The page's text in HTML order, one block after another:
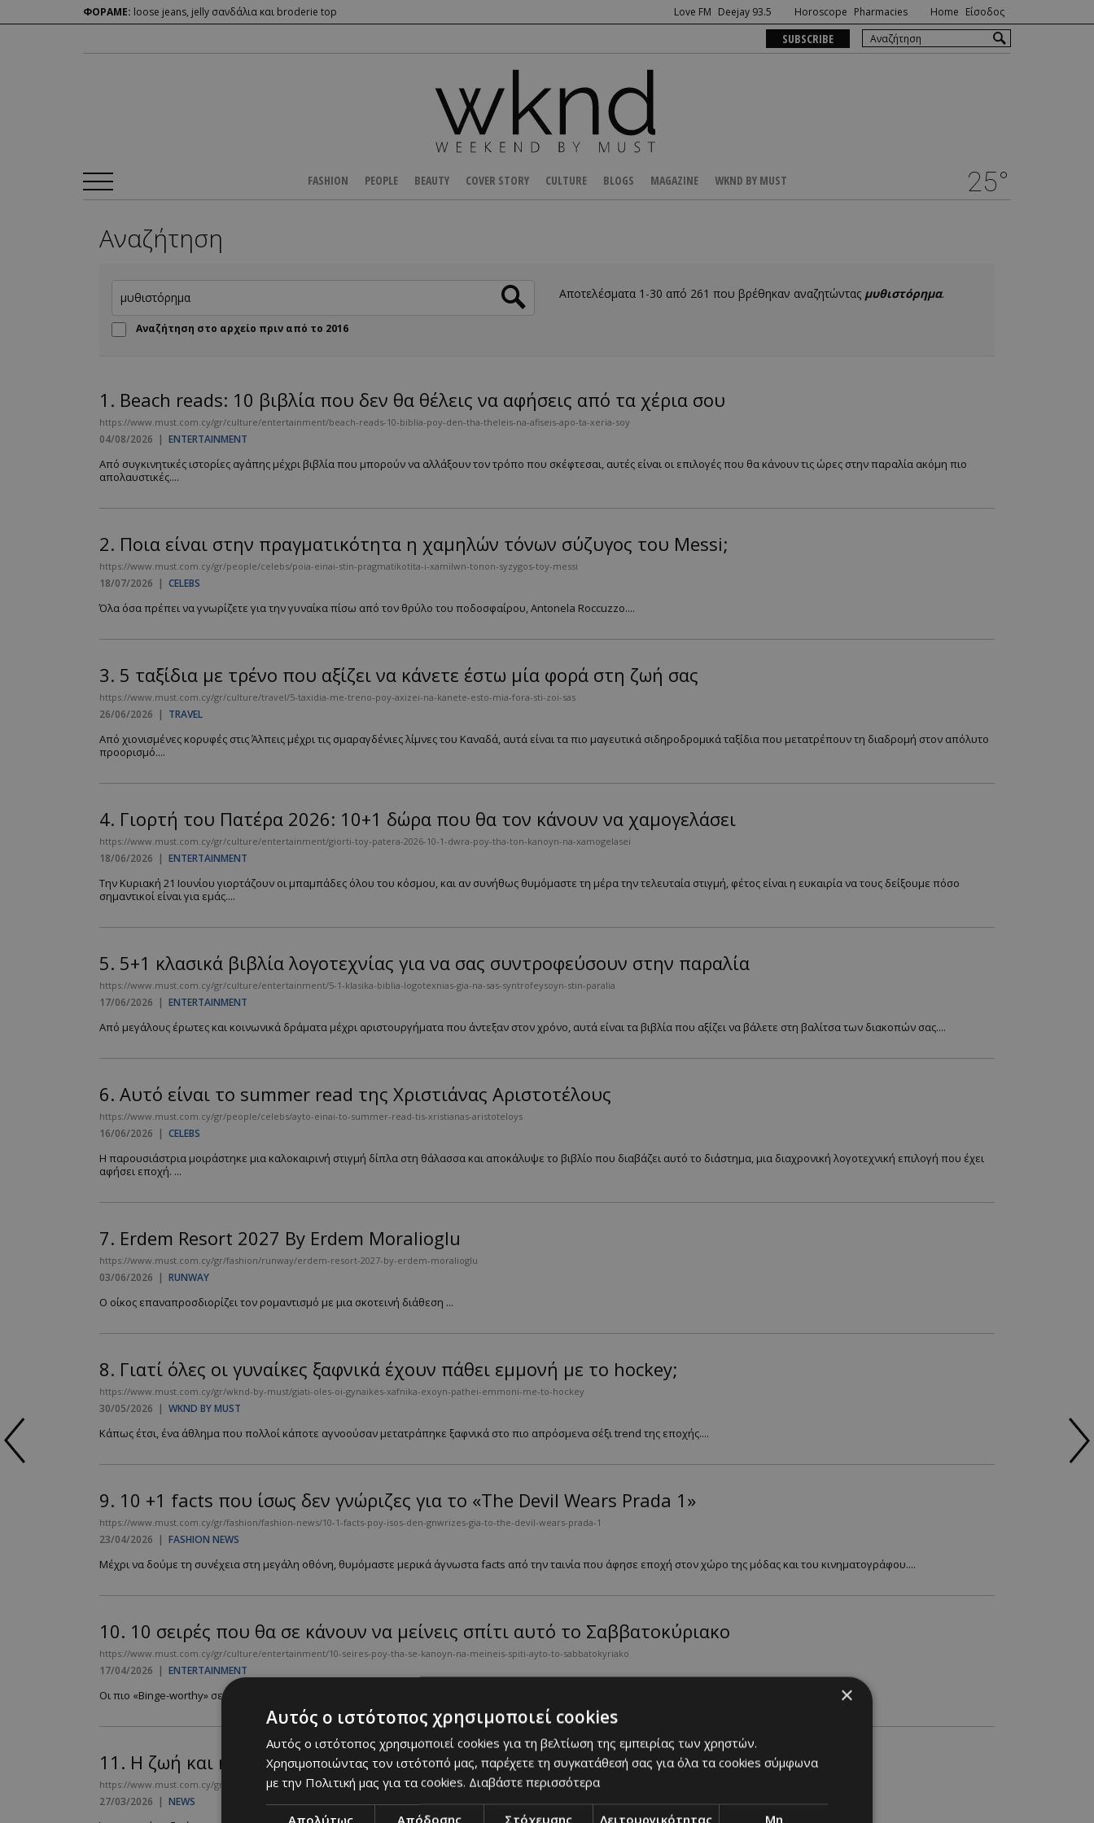
ΦΟΡΑΜΕ: loose jeans, jelly σανδάλια και broderie top Love FM Deejay 93.5 Horoscope Pharmacies Home Είσοδος
SUBSCRIBE
FASHION PEOPLE BEAUTY COVER STORY CULTURE BLOGS MAGAZINE WKND BY MUST 25°
Αναζήτηση
Αναζήτηση στο αρχείο πριν από το 2016
Αποτελέσματα 1-30 από 261 που βρέθηκαν αναζητώντας μυθιστόρημα.
1. Beach reads: 10 βιβλία που δεν θα θέλεις να αφήσεις από τα χέρια σου
https://www.must.com.cy/gr/culture/entertainment/beach-reads-10-biblia-poy-den-tha-theleis-na-afiseis-apo-ta-xeria-soy
04/08/2026 | ENTERTAINMENT
Από συγκινητικές ιστορίες αγάπης μέχρι βιβλία που μπορούν να αλλάξουν τον τρόπο που σκέφτεσαι, αυτές είναι οι επιλογές που θα κάνουν τις ώρες στην παραλία ακόμη πιο
απολαυστικές....
2. Ποια είναι στην πραγματικότητα η χαμηλών τόνων σύζυγος του Messi;
https://www.must.com.cy/gr/people/celebs/poia-einai-stin-pragmatikotita-i-xamilwn-tonon-syzygos-toy-messi
18/07/2026 | CELEBS
Όλα όσα πρέπει να γνωρίζετε για την γυναίκα πίσω από τον θρύλο του ποδοσφαίρου, Antonela Roccuzzo....
3. 5 ταξίδια με τρένο που αξίζει να κάνετε έστω μία φορά στη ζωή σας
https://www.must.com.cy/gr/culture/travel/5-taxidia-me-treno-poy-axizei-na-kanete-esto-mia-fora-sti-zoi-sas
26/06/2026 | TRAVEL
Από χιονισμένες κορυφές στις Άλπεις μέχρι τις σμαραγδένιες λίμνες του Καναδά, αυτά είναι τα πιο μαγευτικά σιδηροδρομικά ταξίδια που μετατρέπουν τη διαδρομή στον απόλυτο
προορισμό....
4. Γιορτή του Πατέρα 2026: 10+1 δώρα που θα τον κάνουν να χαμογελάσει
https://www.must.com.cy/gr/culture/entertainment/giorti-toy-patera-2026-10-1-dwra-poy-tha-ton-kanoyn-na-xamogelasei
18/06/2026 | ENTERTAINMENT
Την Κυριακή 21 Ιουνίου γιορτάζουν οι μπαμπάδες όλου του κόσμου, και αν συνήθως θυμόμαστε τη μέρα την τελευταία στιγμή, φέτος είναι η ευκαιρία να τους δείξουμε πόσο
σημαντικοί είναι για εμάς....
5. 5+1 κλασικά βιβλία λογοτεχνίας για να σας συντροφεύσουν στην παραλία
https://www.must.com.cy/gr/culture/entertainment/5-1-klasika-biblia-logotexnias-gia-na-sas-syntrofeysoyn-stin-paralia
17/06/2026 | ENTERTAINMENT
Από μεγάλους έρωτες και κοινωνικά δράματα μέχρι αριστουργήματα που άντεξαν στον χρόνο, αυτά είναι τα βιβλία που αξίζει να βάλετε στη βαλίτσα των διακοπών σας....
6. Αυτό είναι το summer read της Χριστιάνας Αριστοτέλους
https://www.must.com.cy/gr/people/celebs/ayto-einai-to-summer-read-tis-xristianas-aristoteloys
16/06/2026 | CELEBS
Η παρουσιάστρια μοιράστηκε μια καλοκαιρινή στιγμή δίπλα στη θάλασσα και αποκάλυψε το βιβλίο που διαβάζει αυτό το διάστημα, μια διαχρονική λογοτεχνική επιλογή που έχει
αφήσει εποχή. ...
7. Erdem Resort 2027 By Erdem Moralioglu
https://www.must.com.cy/gr/fashion/runway/erdem-resort-2027-by-erdem-moralioglu
03/06/2026 | RUNWAY
Ο οίκος επαναπροσδιορίζει τον ρομαντισμό με μια σκοτεινή διάθεση ...
8. Γιατί όλες οι γυναίκες ξαφνικά έχουν πάθει εμμονή με το hockey;
https://www.must.com.cy/gr/wknd-by-must/giati-oles-oi-gynaikes-xafnika-exoyn-pathei-emmoni-me-to-hockey
30/05/2026 | WKND BY MUST
Κάπως έτσι, ένα άθλημα που πολλοί κάποτε αγνοούσαν μετατράπηκε ξαφνικά στο πιο απρόσμενα σέξι trend της εποχής....
9. 10 +1 facts που ίσως δεν γνώριζες για το «The Devil Wears Prada 1»
https://www.must.com.cy/gr/fashion/fashion-news/10-1-facts-poy-isos-den-gnwrizes-gia-to-the-devil-wears-prada-1
23/04/2026 | FASHION NEWS
Μέχρι να δούμε τη συνέχεια στη μεγάλη οθόνη, θυμόμαστε μερικά άγνωστα facts από την ταινία που άφησε εποχή στον χώρο της μόδας και του κινηματογράφου....
10. 10 σειρές που θα σε κάνουν να μείνεις σπίτι αυτό το Σαββατοκύριακο
https://www.must.com.cy/gr/culture/entertainment/10-seires-poy-tha-se-kanoyn-na-meineis-spiti-ayto-to-sabbatokyriako
17/04/2026 | ENTERTAINMENT
Οι πιο «Binge-worthy» σειρές κατα την άποψή μας από τις streaming πλατφόρμες στην Κύπρο. ...
11. Η ζωή και η τέχνη του Ανδρέα Καραγιάν μέσα από τα δικά του λόγια
https://www.must.com.cy/gr/people/news/i-zoi-kai-i-texni-toy-andrea-karagian-mesa-apo-ta-dika-toy-logia
27/03/2026 | NEWS
×
Αυτός ο ιστότοπος χρησιμοποιεί cookies
Αυτός ο ιστότοπος χρησιμοποιεί cookies για τη βελτίωση της εμπειρίας των χρηστών.
Χρησιμοποιώντας τον ιστότοπό μας, παρέχετε τη συγκατάθεσή σας για όλα τα cookies σύμφωνα
με την Πολιτική μας για τα cookies. Διαβάστε περισσότερα
Απολύτως
Απόδοσης Στόχευσης Λειτουργικότητας
Μη